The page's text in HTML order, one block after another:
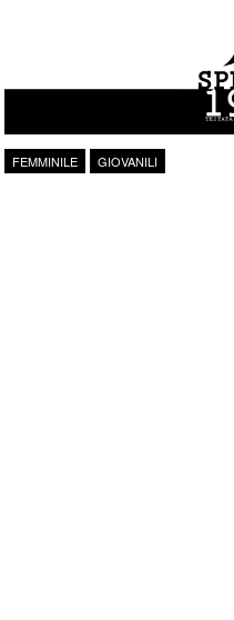
Vai al contenuto
FEMMINILE GIOVANILI